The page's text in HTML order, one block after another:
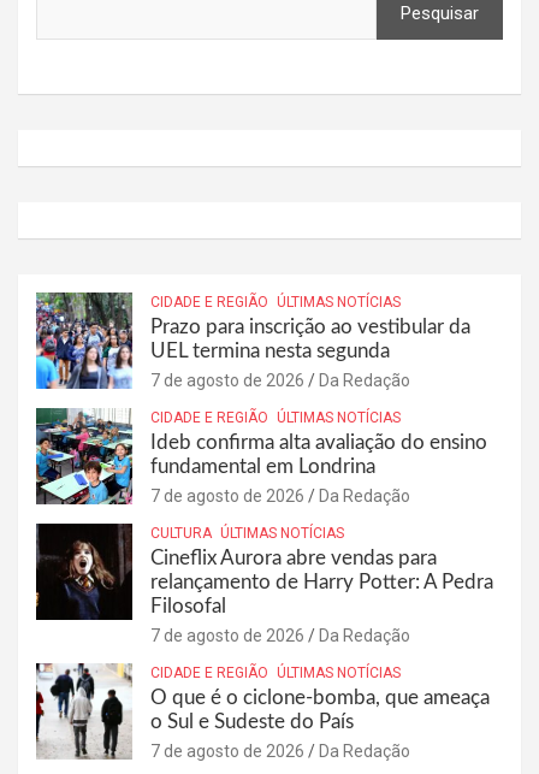
Pesquisar
CIDADE E REGIÃO ÚLTIMAS NOTÍCIAS
Prazo para inscrição ao vestibular da
UEL termina nesta segunda
7 de agosto de 2026 Da Redação
CIDADE E REGIÃO ÚLTIMAS NOTÍCIAS
Ideb confirma alta avaliação do ensino
fundamental em Londrina
7 de agosto de 2026 Da Redação
CULTURA ÚLTIMAS NOTÍCIAS
Cineflix Aurora abre vendas para
relançamento de Harry Potter: A Pedra
Filosofal
7 de agosto de 2026 Da Redação
CIDADE E REGIÃO ÚLTIMAS NOTÍCIAS
O que é o ciclone-bomba, que ameaça
o Sul e Sudeste do País
7 de agosto de 2026 Da Redação